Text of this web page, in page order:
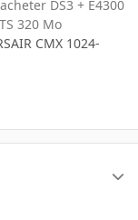
DS3 + E4300
320 Mo
CMX 1024-